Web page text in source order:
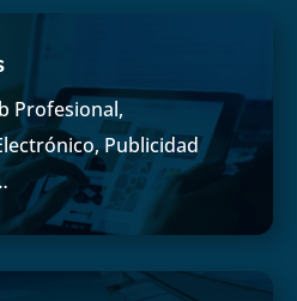
Profesional,
Publicidad